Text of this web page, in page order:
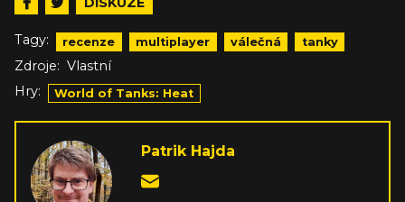
Tagy: recenze multiplayer válečná tanky
Zdroje: Vlastní
Hry:
World of Tanks: Heat
Patrik Hajda